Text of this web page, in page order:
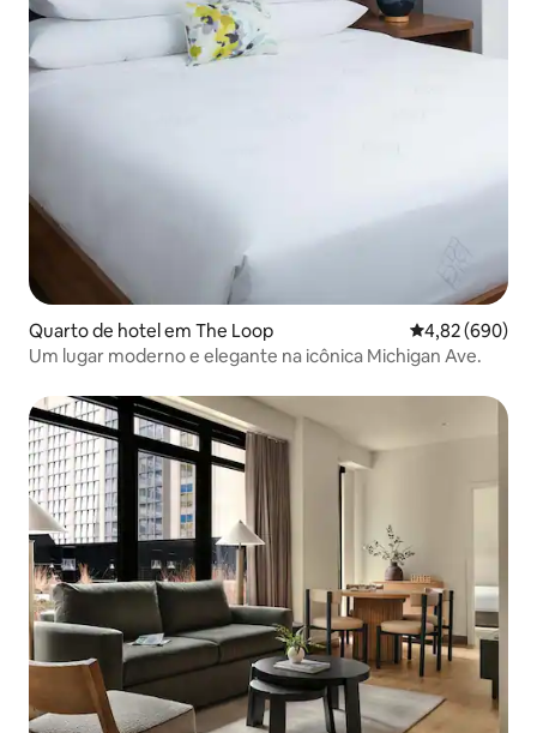
Quarto de hotel em The Loop Classificação
4,82 (690)
Um lugar moderno e elegante na icônica Michigan Ave.